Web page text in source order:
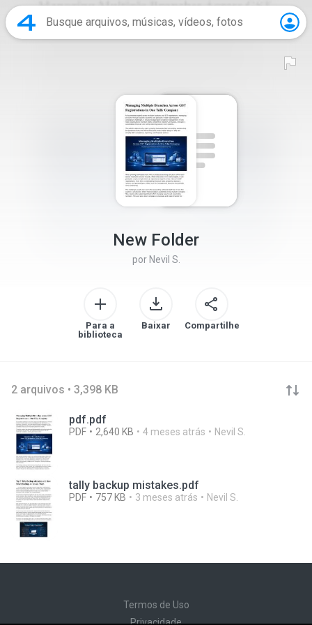
New Folder
por Nevil S.
Para a
biblioteca
Baixar Compartilhe
2 arquivos • 3,398 KB
pdf.pdf
PDF 2,640 KB 4 meses atrás Nevil S.
tally backup mistakes.pdf
PDF 757 KB 3 meses atrás Nevil S.
Termos de Uso
Privacidade